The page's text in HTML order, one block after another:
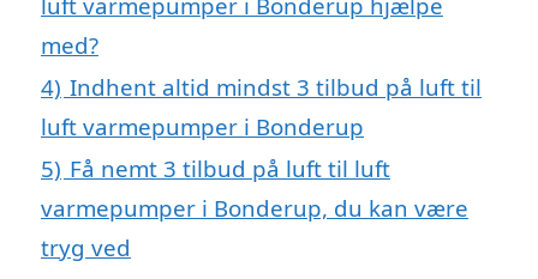
med?
4) Indhent altid mindst 3 tilbud på luft til
luft varmepumper i Bonderup
5) Få nemt 3 tilbud på luft til luft
varmepumper i Bonderup, du kan være
tryg ved